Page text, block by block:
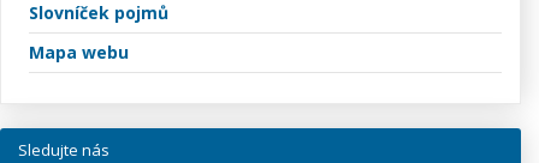
Slovníček pojmů
Mapa webu
Sledujte nás